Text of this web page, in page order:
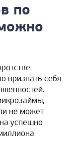
по
признать себя
не может
успешно